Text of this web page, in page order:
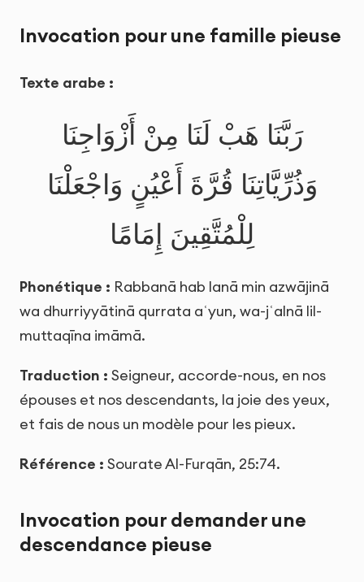
Invocation pour une famille pieuse
Texte arabe :
رَبَّنَا هَبْ لَنَا مِنْ أَزْوَاجِنَا
وَذُرِّيَّاتِنَا قُرَّةَ أَعْيُنٍ وَاجْعَلْنَا
لِلْمُتَّقِينَ إِمَامًا
Phonétique : Rabbanā hab lanā min azwājinā
wa dhurriyyātinā qurrata aʿyun, wa-jʿalnā lil-
muttaqīna imāmā.
Traduction : Seigneur, accorde-nous, en nos
épouses et nos descendants, la joie des yeux,
et fais de nous un modèle pour les pieux.
Référence : Sourate Al-Furqān, 25:74.
Invocation pour demander une
descendance pieuse